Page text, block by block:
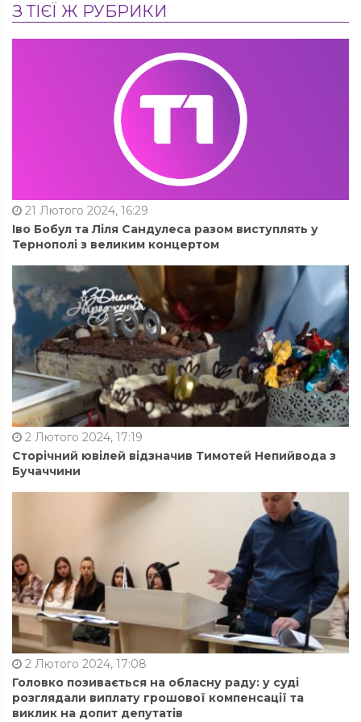
З ТІЄЇ Ж РУБРИКИ
21 Лютого 2024, 16:29
Іво Бобул та Ліля Сандулеса разом виступлять у
Тернополі з великим концертом
2 Лютого 2024, 17:19
Сторічний ювілей відзначив Тимотей Непийвода з
Бучаччини
2 Лютого 2024, 17:08
Головко позивається на обласну раду: у суді
розглядали виплату грошової компенсації та
виклик на допит депутатів